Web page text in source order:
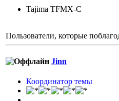
Tajima TFMX-C
Пользователи, которые
Jinn
Координатор темы